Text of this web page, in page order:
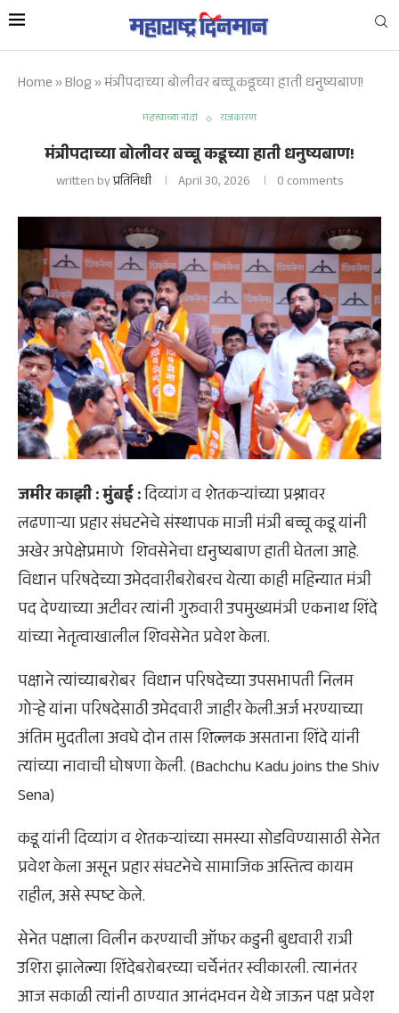
Home»Blog»मंत्रीपदाच्या बोलीवर बच्चू कडूच्या हाती धनुष्यबाण!
महत्त्वाच्या नोंदी राजकारण
मंत्रीपदाच्या बोलीवर बच्चू कडूच्या हाती धनुष्यबाण!
written byप्रतिनिधी April 30, 2026 0 comments
जमीर काझी: मुंबई :दिव्यांग व शेतकऱ्यांच्या प्रश्नावर
लढणाऱ्या प्रहार संघटनेचे संस्थापक माजी मंत्री बच्चू कडू यांनी
अखेर अपेक्षेप्रमाणे शिवसेनेचा धनुष्यबाण हाती घेतला आहे.
विधान परिषदेच्या उमेदवारीबरोबरच येत्या काही महिन्यात मंत्री
पद देण्याच्या अटीवर त्यांनी गुरुवारी उपमुख्यमंत्री एकनाथ शिंदे
यांच्या नेतृत्वाखालील शिवसेनेत प्रवेश केला.
पक्षाने त्यांच्याबरोबर विधान परिषदेच्या उपसभापती निलम
गोऱ्हे यांना परिषदेसाठी उमेदवारी जाहीर केली.अर्ज भरण्याच्या
अंतिम मुदतीला अवघे दोन तास शिल्लक असताना शिंदे यांनी
त्यांच्या नावाची घोषणा केली. (Bachchu Kadu joins the Shiv
Sena)
कडू यांनी दिव्यांग व शेतकऱ्यांच्या समस्या सोडविण्यासाठी सेनेत
प्रवेश केला असून प्रहार संघटनेचे सामाजिक अस्तित्व कायम
राहील, असे स्पष्ट केले.
सेनेत पक्षाला विलीन करण्याची ऑफर कडुनी बुधवारी रात्री
उशिरा झालेल्या शिंदेबरोबरच्या चर्चेनंतर स्वीकारली. त्यानंतर
आज सकाळी त्यांनी ठाण्यात आनंदभवन येथे जाऊन पक्ष प्रवेश